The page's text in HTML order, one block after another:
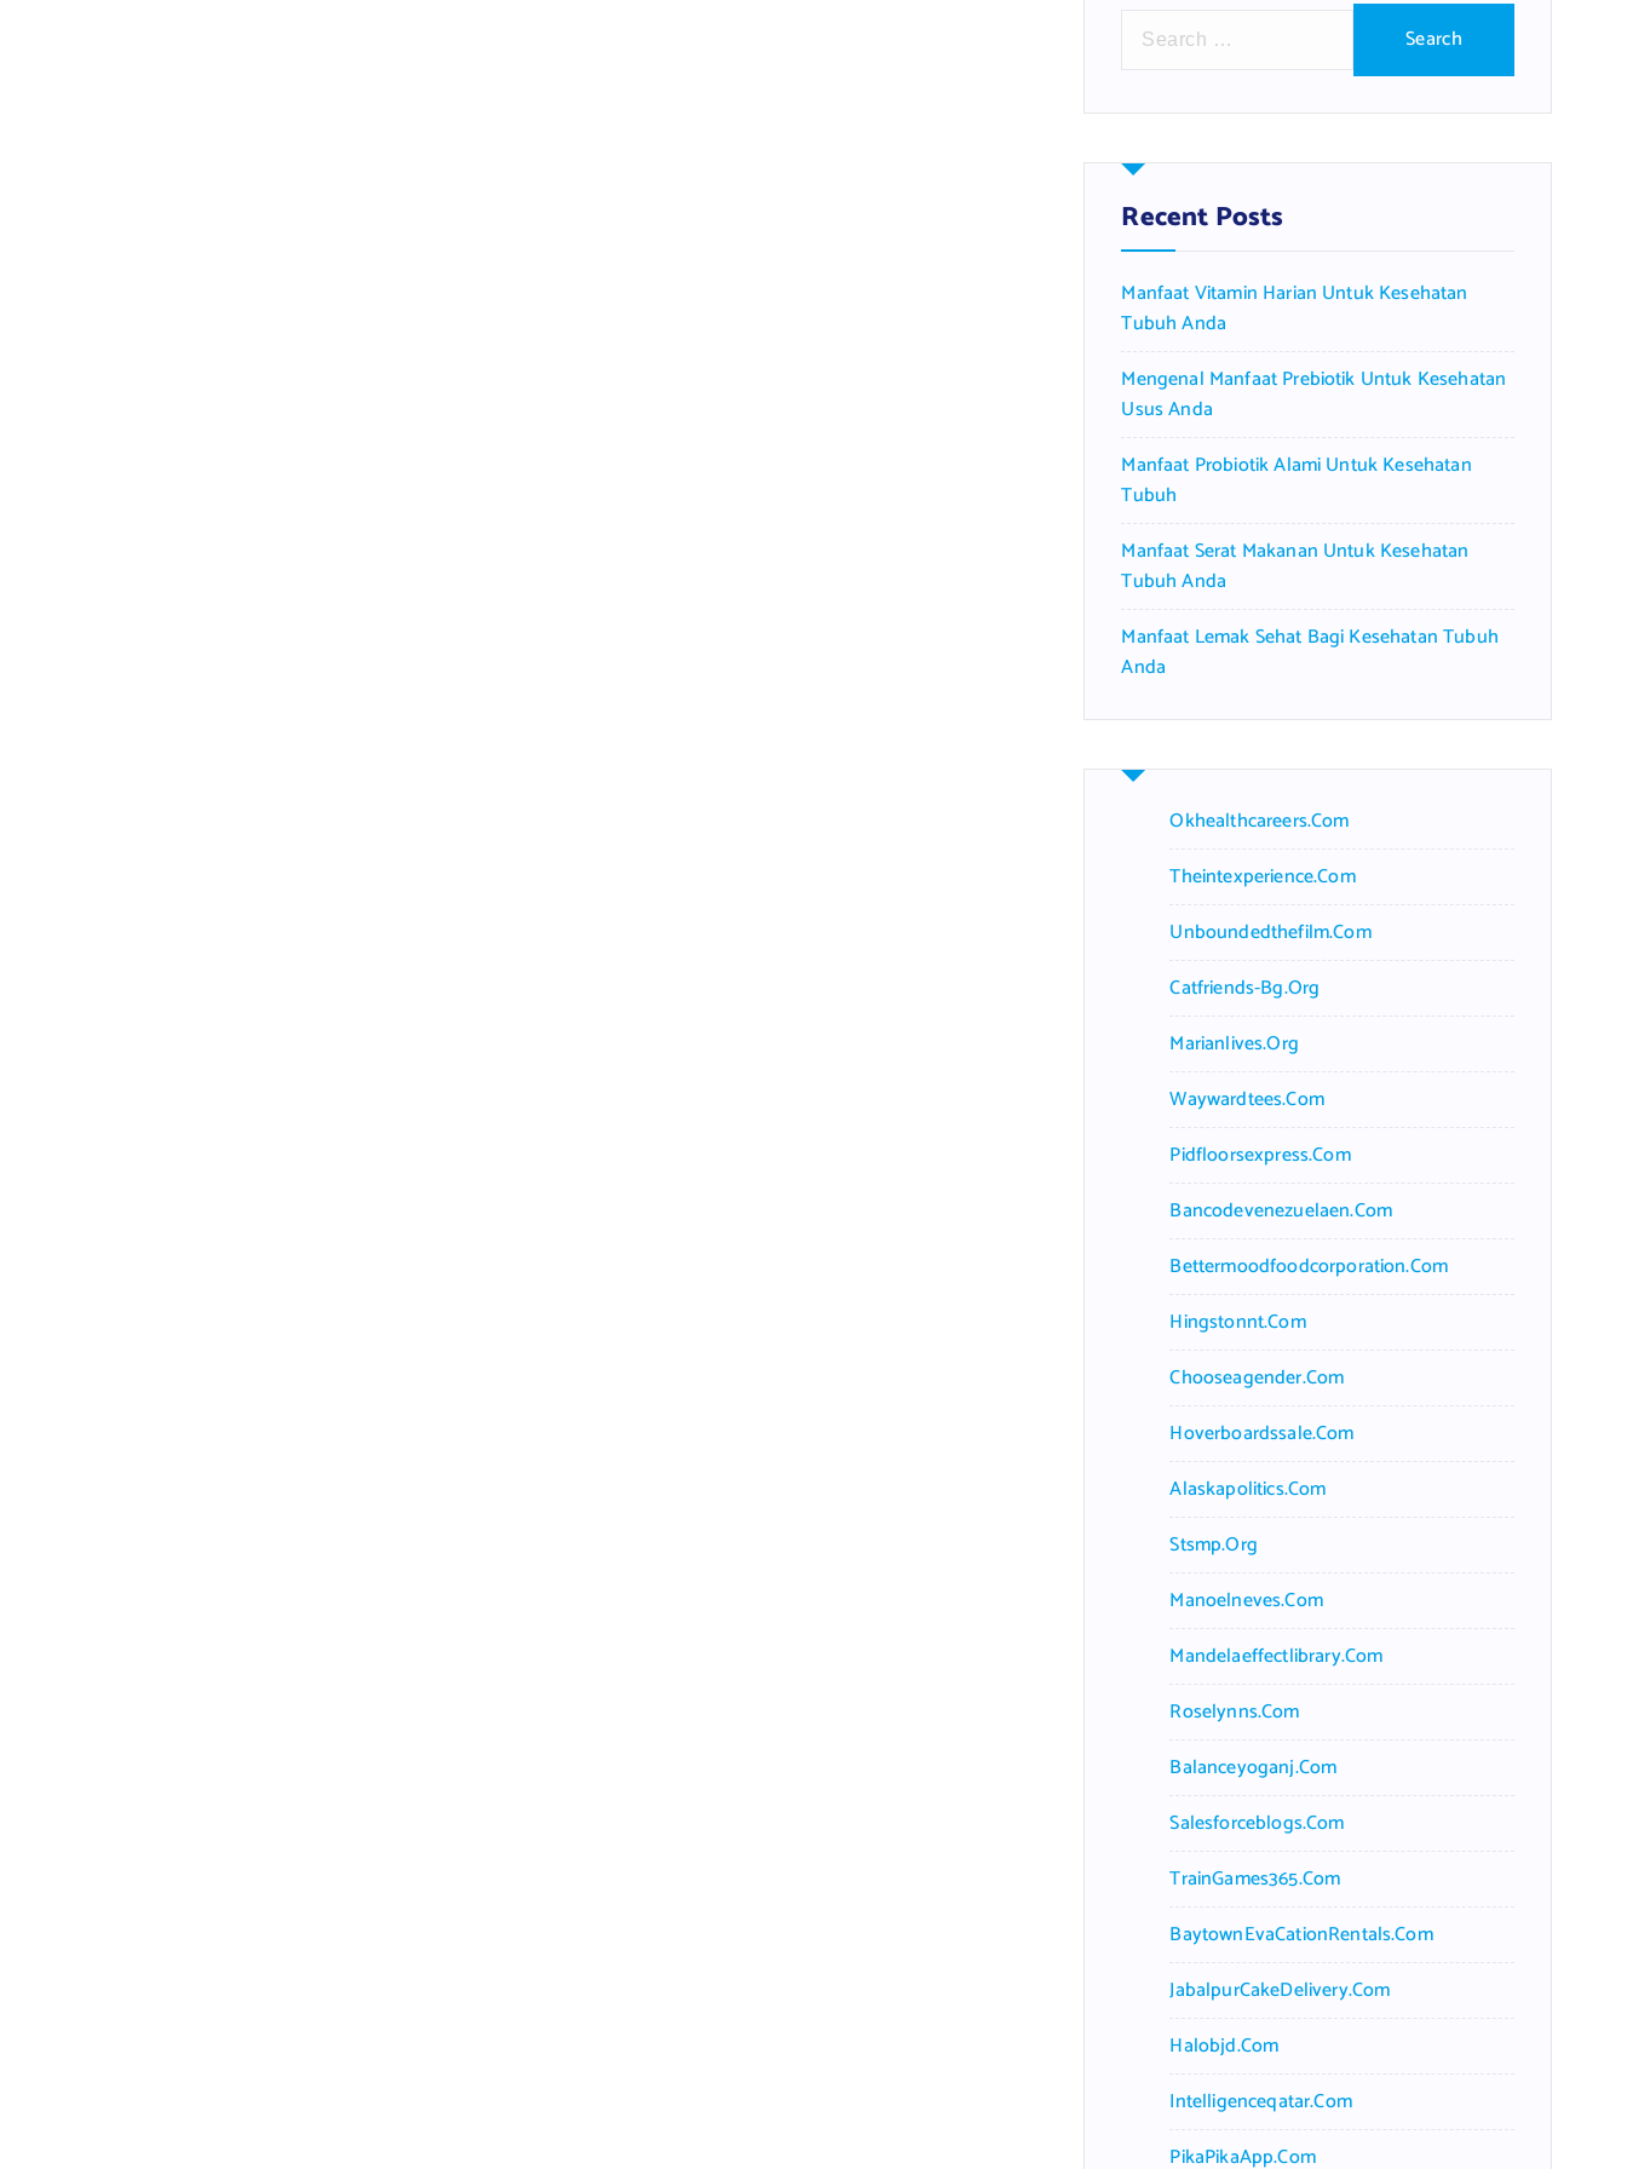
r
h
f
o
:
Recent Posts
Manfaat Vitamin Harian Untuk Kesehatan
Tubuh Anda
Mengenal Manfaat Prebiotik Untuk Kesehatan
Usus Anda
Manfaat Probiotik Alami Untuk Kesehatan
Tubuh
Manfaat Serat Makanan Untuk Kesehatan
Tubuh Anda
Manfaat Lemak Sehat Bagi Kesehatan Tubuh
Anda
Okhealthcareers.com
Theintexperience.com
Unboundedthefilm.com
Catfriends-Bg.org
Marianlives.org
Waywardtees.com
Pidfloorsexpress.com
Bancodevenezuelaen.com
Bettermoodfoodcorporation.com
Hingstonnt.com
Chooseagender.com
Hoverboardssale.com
Alaskapolitics.com
Stsmp.org
Manoelneves.com
Mandelaeffectlibrary.com
Roselynns.com
Balanceyoganj.com
Salesforceblogs.com
TrainGames365.com
BaytownEvaCationRentals.com
JabalpurCakeDelivery.com
Halobjd.com
Intelligenceqatar.com
PikaPikaApp.com